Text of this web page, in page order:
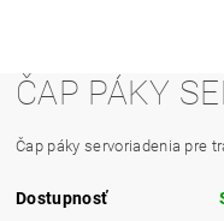
ČAP PÁKY
Čap páky servoriadenia pre
Dostupnosť